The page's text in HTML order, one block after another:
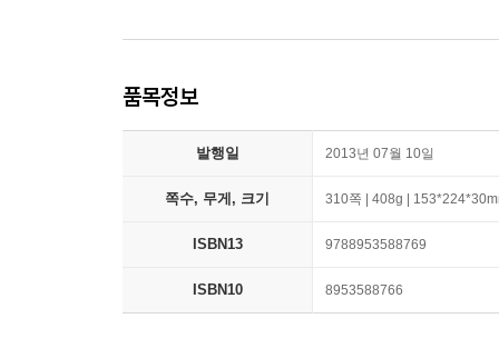
품목정보
발행일 2013년 07월 10일
쪽수, 무게, 크기 310쪽 | 408g |
ISBN13 9788953588769
ISBN10 8953588766